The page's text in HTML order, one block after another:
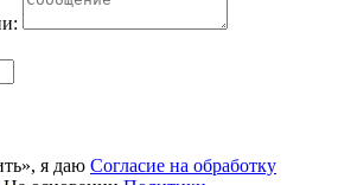
я даю Согласие на обработку